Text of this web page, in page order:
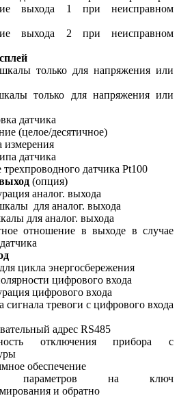
выхода 1 при неисправном
выхода 2 при неисправном
только для напряжения или
только для напряжения или
датчика
(целое/десятичное)
измерения
датчика
датчика Pt100
(опция)
аналог. выхода
для аналог. выхода
для аналог. выхода
отношение в выходе в случае
цикла энергосбережения
цифрового входа
цифрового входа
сигнала тревоги с цифрового входа
адрес RS485
отключения прибора с
обеспечение
параметров на ключ
и обратно